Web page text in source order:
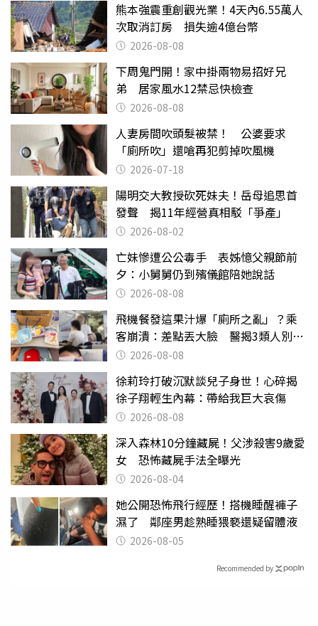
熊本強震重創觀光業！4天內6.55萬人
次取消訂房 損失逾4億台幣
2026-08-08
下周鬼門開！家中掛兩物易招好兄
弟 居家風水12禁忌快檢查
2026-08-08
人妻房間吹頭髮被禁！ 公婆要求
「廁所吹」還嗆再犯剪掉吹風機
2026-07-18
陽明交大教授砍死妹夫！岳母追思首
發聲 揭11年經營真相駁「爭產」
2026-08-02
亡妹慘遭公公毒手 表姊憶父親節前
夕：小舅舅仍到殯儀館陪她說話
2026-08-08
飛機餐發這果汁爆「廁所之亂」？乘
客崩潰：差點丟大臉 醫揭3類人別亂
喝 2026-08-08
徐莉玲打破沉默談兒子身世！心碎揭
徐子翔輕生內幕：帶給我巨大哀傷
2026-08-08
深入森林10分鐘藏屍！父涉殺害9歲愛
女 恐怖藏屍手法全曝光
2026-08-04
她公開恐怖飛行經歷！搭機睡醒褲子
濕了 鄰座男趁熟睡猥褻還疑留體液
2026-08-05
Recommended by